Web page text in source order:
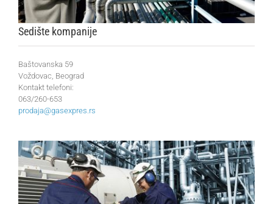
Sedište kompanije
Baštovanska 59
Voždovac, Beograd
Kontakt telefoni:
063/260-653
prodaja@gasexpres.rs